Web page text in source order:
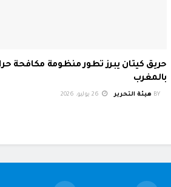
حريق كيتان يبرز تطور منظومة مكافحة
بالمغرب
BY هيئة التحرير